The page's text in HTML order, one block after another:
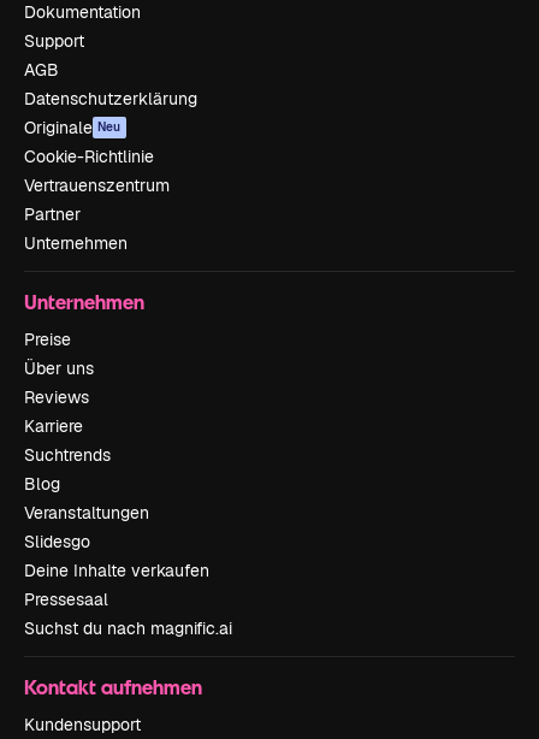
Dokumentation
Support
AGB
Datenschutzerklärung
Originale Neu
Cookie-Richtlinie
Vertrauenszentrum
Partner
Unternehmen
Unternehmen
Preise
Über uns
Reviews
Karriere
Suchtrends
Blog
Veranstaltungen
Slidesgo
Deine Inhalte verkaufen
Pressesaal
Suchst du nach magnific.ai
Kontakt aufnehmen
Kundensupport